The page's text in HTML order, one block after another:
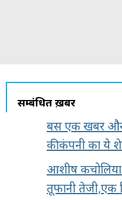
सम्बंधित ख़बरें
बस एक खबर और
की कंपनी का ये
आशीष
तूफानी तेजी,एक